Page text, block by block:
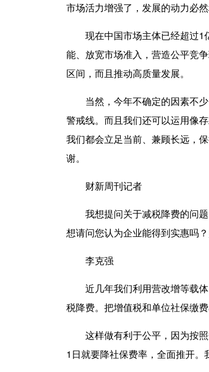
市场活力增强了，发展的动力必然
现在中国市场主体已经超过1
能、放宽市场准入，营造公平竞
区间，而且推动高质量发展。
当然，今年不确定的因素不少
警戒线。而且我们还可以运用像
我们都会立足当前、兼顾长远，
谢。
财新周刊记者
我想提问关于减税降费的问题
想请问您认为企业能得到实惠吗？
李克强
近几年我们利用营改增等载体
税降费。把增值税和单位社保缴
这样做有利于公平，因为按照
1日就要降社保费率，全面推开。